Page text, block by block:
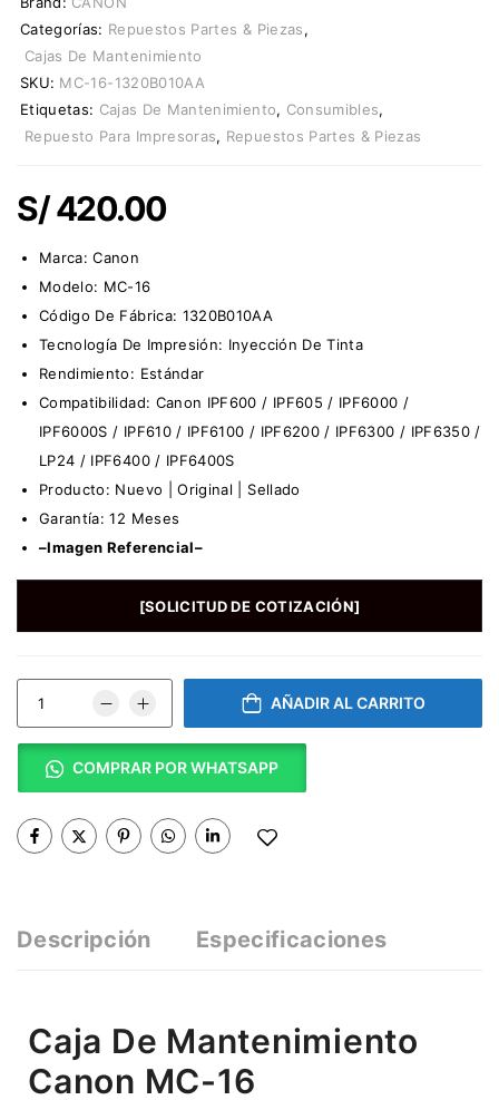
Categorías: Repuestos Partes & Piezas,
Cajas De Mantenimiento
SKU: MC-16-1320B010AA
Etiquetas: Cajas De Mantenimiento, Consumibles,
Repuesto Para Impresoras, Repuestos Partes & Piezas
S/420.00
Marca: Canon
Modelo: MC-16
Código De Fábrica: 1320B010AA
Tecnología De Impresión: Inyección De Tinta
Rendimiento: Estándar
Compatibilidad: Canon IPF600 / IPF605 / IPF6000 /
IPF6000S / IPF610 / IPF6100 / IPF6200 / IPF6300 / IPF6350 /
LP24 / IPF6400 / IPF6400S
Producto: Nuevo | Original | Sellado
Garantía: 12 Meses
–Imagen Referencial–
[SOLICITUD DE COTIZACIÓN]
AÑADIR AL CARRITO
COMPRAR POR WHATSAPP
Descripción Especificaciones
Caja De Mantenimiento
Canon MC-16